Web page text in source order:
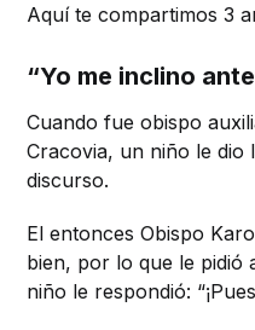
Aquí te compartimos 3
“Yo me inclino
Cuando fue obispo
Cracovia, un niño le dio
discurso.
El entonces Obispo
bien, por lo que le pidió
niño le respondió: